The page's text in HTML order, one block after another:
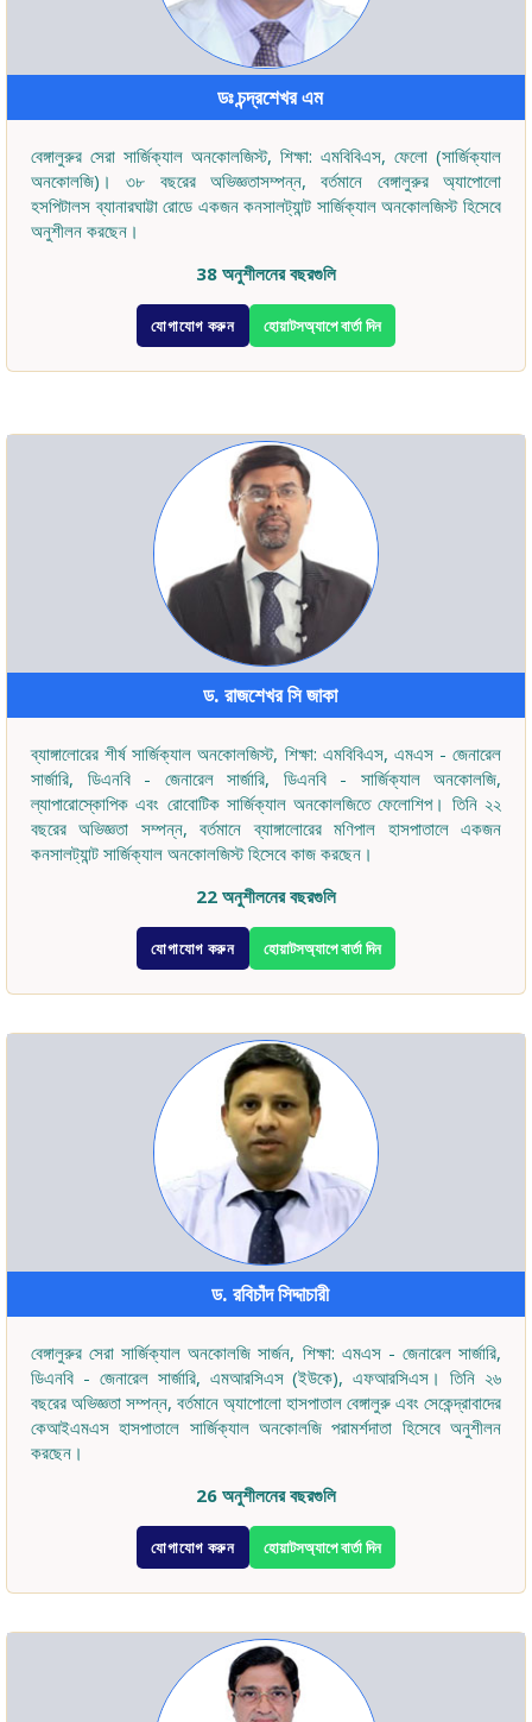
ডঃ চন্দ্রশেখর এম
বেঙ্গালুরুর সেরা সার্জিক্যাল অনকোলজিস্ট, শিক্ষা: এমবিবিএস, ফেলো (সার্জিক্যাল
অনকোলজি)। ৩৮ বছরের অভিজ্ঞতাসম্পন্ন, বর্তমানে বেঙ্গালুরুর অ্যাপোলো
হসপিটালস ব্যানারঘাট্টা রোডে একজন কনসালট্যান্ট সার্জিক্যাল অনকোলজিস্ট হিসেবে
অনুশীলন করছেন।
38 অনুশীলনের বছরগুলি
যোগাযোগ করুন হোয়াটসঅ্যাপে বার্তা দিন
ড. রাজশেখর সি জাকা
ব্যাঙ্গালোরের শীর্ষ সার্জিক্যাল অনকোলজিস্ট, শিক্ষা: এমবিবিএস, এমএস - জেনারেল
সার্জারি, ডিএনবি - জেনারেল সার্জারি, ডিএনবি - সার্জিক্যাল অনকোলজি,
ল্যাপারোস্কোপিক এবং রোবোটিক সার্জিক্যাল অনকোলজিতে ফেলোশিপ। তিনি ২২
বছরের অভিজ্ঞতা সম্পন্ন, বর্তমানে ব্যাঙ্গালোরের মণিপাল হাসপাতালে একজন
কনসালট্যান্ট সার্জিক্যাল অনকোলজিস্ট হিসেবে কাজ করছেন।
22 অনুশীলনের বছরগুলি
যোগাযোগ করুন হোয়াটসঅ্যাপে বার্তা দিন
ড. রবিচাঁদ সিদ্দাচারী
বেঙ্গালুরুর সেরা সার্জিক্যাল অনকোলজি সার্জন, শিক্ষা: এমএস - জেনারেল সার্জারি,
ডিএনবি - জেনারেল সার্জারি, এমআরসিএস (ইউকে), এফআরসিএস। তিনি ২৬
বছরের অভিজ্ঞতা সম্পন্ন, বর্তমানে অ্যাপোলো হাসপাতাল বেঙ্গালুরু এবং সেকেন্দ্রাবাদের
কেআইএমএস হাসপাতালে সার্জিক্যাল অনকোলজি পরামর্শদাতা হিসেবে অনুশীলন
করছেন।
26 অনুশীলনের বছরগুলি
যোগাযোগ করুন হোয়াটসঅ্যাপে বার্তা দিন